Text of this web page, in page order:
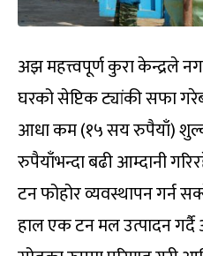
अझ महत्त्वपूर्ण कुरा केन्द्रले
घरको सेप्टिक ट्यांकी सफा
आधा कम (१५ सय रुपैयाँ)
रुपैयाँभन्दा बढी आम्दानी
टन फोहोर व्यवस्थापन गर्न
हाल एक टन मल उत्पादन